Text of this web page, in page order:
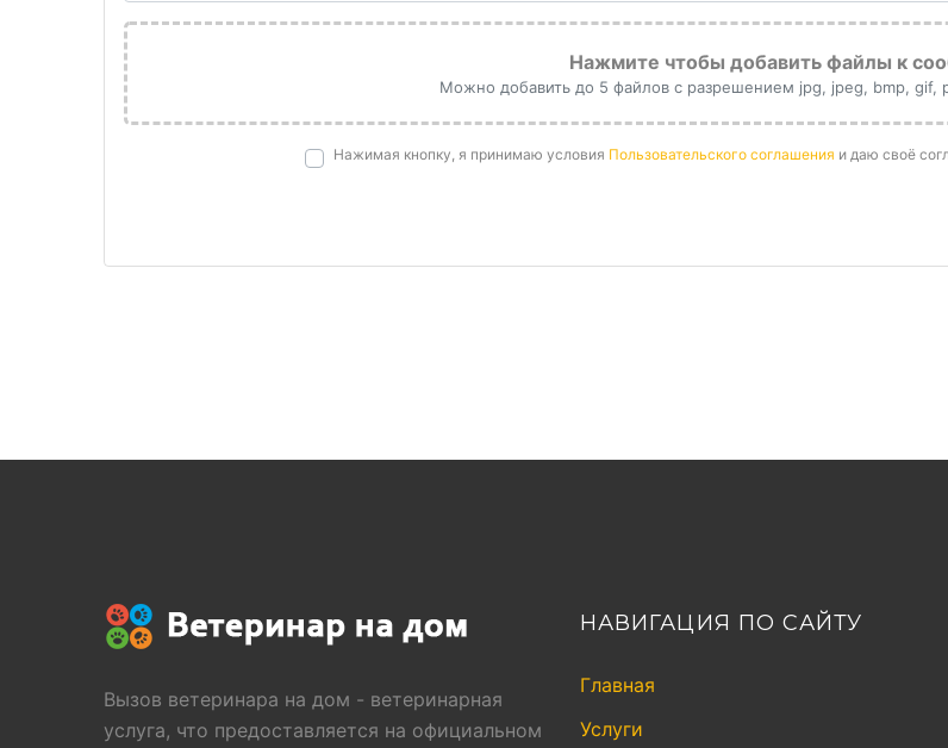
Нажмите чтобы добавить файлы к
Можно добавить до 5 файлов с разрешением jpg, jpeg, bmp, gif,
Нажимая кнопку, я принимаю условия Пользовательского соглашения и даю своё
Вызов ветеринара на дом - ветеринарная
услуга, что предоставляется на официальном
НАВИГАЦИЯ ПО САЙТУ
Главная
Услуги